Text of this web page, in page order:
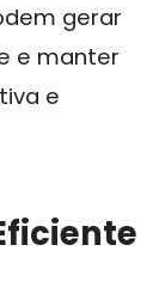
gerar
e manter
e